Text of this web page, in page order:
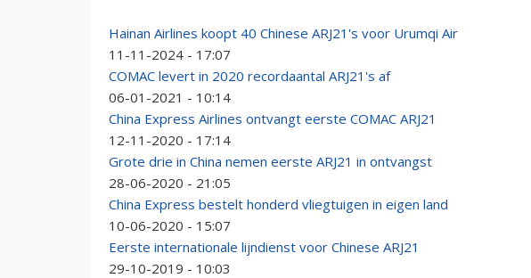
Hainan Airlines koopt 40 Chinese ARJ21's voor Urumqi Air
11-11-2024 - 17:07
COMAC levert in 2020 recordaantal ARJ21's af
06-01-2021 - 10:14
China Express Airlines ontvangt eerste COMAC ARJ21
12-11-2020 - 17:14
Grote drie in China nemen eerste ARJ21 in ontvangst
28-06-2020 - 21:05
China Express bestelt honderd vliegtuigen in eigen land
10-06-2020 - 15:07
Eerste internationale lijndienst voor Chinese ARJ21
29-10-2019 - 10:03